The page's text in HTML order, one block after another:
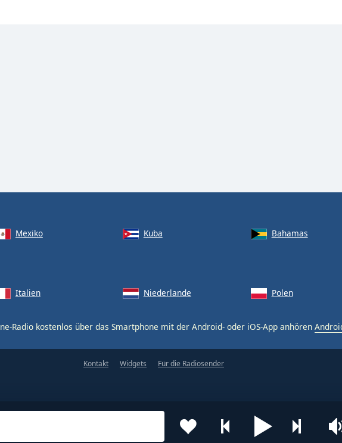
Mexiko Kuba
Bahamas
Italien Niederlande Polen
Radio kostenlos über das Smartphone mit der Android- oder iOS-App anhören
Kontakt Widgets Für die Radiosender